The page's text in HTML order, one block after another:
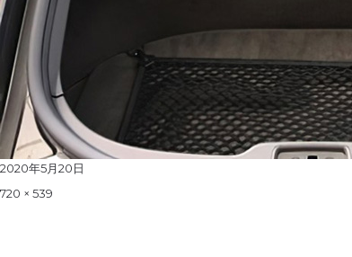
Posted
on
2020年5月20日
Full
720 × 539